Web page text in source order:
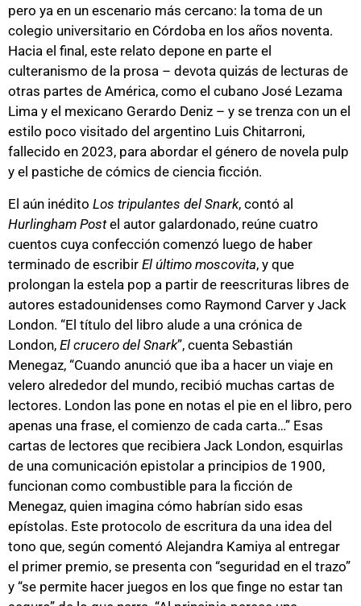
pero ya en un escenario más cercano: la toma de un
colegio universitario en Córdoba en los años noventa.
Hacia el final, este relato depone en parte el
culteranismo de la prosa – devota quizás de lecturas de
otras partes de América, como el cubano José Lezama
Lima y el mexicano Gerardo Deniz – y se trenza con un el
estilo poco visitado del argentino Luis Chitarroni,
fallecido en 2023, para abordar el género de novela pulp
y el pastiche de cómics de ciencia ficción.
El aún inédito Los tripulantes del Snark, contó al
Hurlingham Postel autor galardonado, reúne cuatro
cuentos cuya confección comenzó luego de haber
terminado de escribir El último moscovita, y que
prolongan la estela pop a partir de reescrituras libres de
autores estadounidenses como Raymond Carver y Jack
London. “El título del libro alude a una crónica de
London, El crucero del Snark”, cuenta Sebastián
Menegaz, “Cuando anunció que iba a hacer un viaje en
velero alrededor del mundo, recibió muchas cartas de
lectores. London las pone en notas el pie en el libro, pero
apenas una frase, el comienzo de cada carta…” Esas
cartas de lectores que recibiera Jack London, esquirlas
de una comunicación epistolar a principios de 1900,
funcionan como combustible para la ficción de
Menegaz, quien imagina cómo habrían sido esas
epístolas. Este protocolo de escritura da una idea del
tono que, según comentó Alejandra Kamiya al entregar
el primer premio, se presenta con “seguridad en el trazo”
y “se permite hacer juegos en los que finge no estar tan